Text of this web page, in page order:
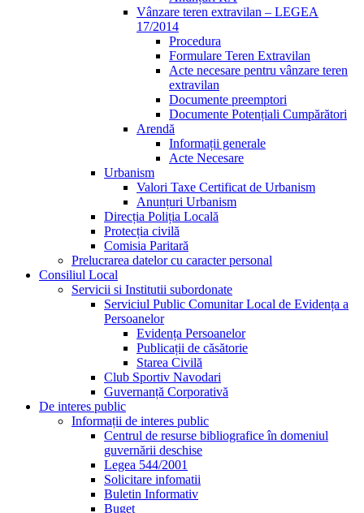
Vânzare teren extravilan – LEGEA
17/2014
Procedura
Formulare Teren Extravilan
Acte necesare pentru vânzare teren
extravilan
Documente preemptori
Documente Potențiali Cumpărători
Arendă
Informații generale
Acte Necesare
Urbanism
Valori Taxe Certificat de Urbanism
Anunțuri Urbanism
Direcția Poliția Locală
Protecția civilă
Comisia Paritară
Prelucrarea datelor cu caracter personal
Consiliul Local
Servicii si Institutii subordonate
Serviciul Public Comunitar Local de Evidența a
Persoanelor
Evidența Persoanelor
Publicații de căsătorie
Starea Civilă
Club Sportiv Navodari
Guvernanță Corporativă
De interes public
Informații de interes public
Centrul de resurse bibliografice în domeniul
guvernării deschise
Legea 544/2001
Solicitare infomatii
Buletin Informativ
Buget